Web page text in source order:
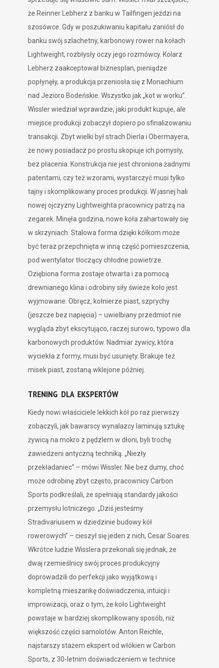
że Reinner Lebherz z banku w Tailfingen jeździ na
szosówce. Gdy w poszukiwaniu kapitału zaniósł do
banku swój szlachetny, karbonowy rower na kołach
Lightweight, rozbłysły oczy jego rozmówcy. Kolarz
Lebherz zaakceptował biznesplan, pieniądze
popłynęły, a produkcja przeniosła się z Monachium
nad Jezioro Bodeńskie. Wszystko jak „kot w worku”.
Wissler wiedział wprawdzie, jaki produkt kupuje, ale
miejsce produkcji zobaczył dopiero po sfinalizowaniu
transakcji. Zbyt wielki był strach Dierla i Obermayera,
że nowy posiadacz po prostu skopiuje ich pomysły,
bez płacenia. Konstrukcja nie jest chroniona żadnymi
patentami, czy też wzorami, wystarczyć musi tylko
tajny i skomplikowany proces produkcji. W jasnej hali
nowej ojczyzny Lightweighta pracownicy patrzą na
zegarek. Minęła godzina, nowe koła zahartowały się
w skrzyniach. Stalowa forma dzięki kółkom może
być teraz przepchnięta w inną część pomieszczenia,
pod wentylator tłoczący chłodne powietrze.
Oziębiona forma zostaje otwarta i za pomocą
drewnianego klina i odrobiny siły świeże koło jest
wyjmowane. Obręcz, kołnierze piast, szprychy
(jeszcze bez napięcia) – uwielbiany przedmiot nie
wygląda zbyt ekscytująco, raczej surowo, typowo dla
karbonowych produktów. Nadmiar żywicy, która
wyciekła z formy, musi być usunięty. Brakuje też
misek piast, zostaną wklejone później.
TRENING DLA EKSPERTÓW
Kiedy nowi właściciele lekkich kół po raz pierwszy
zobaczyli, jak bawarscy wynalazcy laminują sztukę
żywicą na mokro z pędzlem w dłoni, byli trochę
zawiedzeni antyczną techniką. „Niezły
przekładaniec” – mówi Wissler. Nie bez dumy, choć
może odrobinę zbyt często, pracownicy Carbon
Sports podkreślali, że spełniają standardy jakości
przemysłu lotniczego. „Dziś jesteśmy
Stradivariusem w dziedzinie budowy kół
rowerowych” – cieszył się jeden z nich, Cesar Soares.
Wkrótce ludzie Wisslera przekonali się jednak, że
dwaj rzemieślnicy swój proces produkcyjny
doprowadzili do perfekcji jako wyjątkową i
kompletną mieszankę doświadczenia, intuicji i
improwizacji, oraz o tym, że koło Lightweight
powstaje w bardziej skomplikowany sposób, niż
większość części samolotów. Anton Reichle,
najstarszy stażem ekspert od włókien w Carbon
Sports, z 30-letnim doświadczeniem w technice